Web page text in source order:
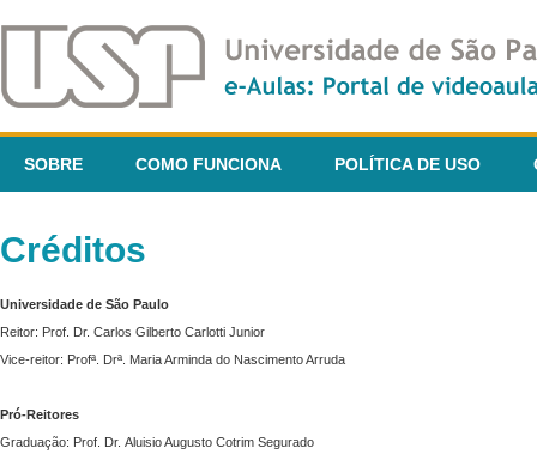
SOBRE COMO FUNCIONA POLÍTICA DE USO
Créditos
Universidade de São Paulo
Reitor: Prof. Dr. Carlos Gilberto Carlotti Junior
Vice-reitor: Profª. Drª. Maria Arminda do Nascimento Arruda
Pró-Reitores
Graduação: Prof. Dr. Aluisio Augusto Cotrim Segurado